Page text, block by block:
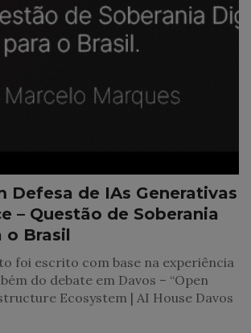
Defesa de IAs Generativas
– Questão de Soberania
o Brasil
foi escrito com base na experiência
do debate em Davos – “Open
Ecosystem | AI House Davos